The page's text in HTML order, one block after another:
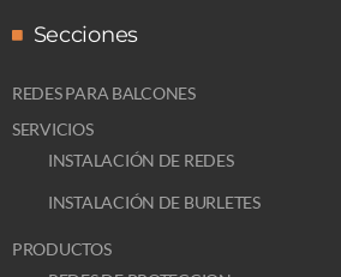
Secciones
REDES PARA BALCONES
SERVICIOS
INSTALACIÓN DE REDES
INSTALACIÓN DE BURLETES
PRODUCTOS